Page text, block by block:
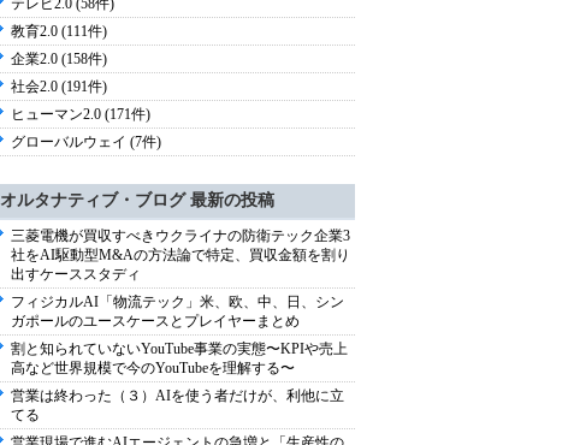
テレビ2.0 (58件)
教育2.0 (111件)
企業2.0 (158件)
社会2.0 (191件)
ヒューマン2.0 (171件)
グローバルウェイ (7件)
オルタナティブ・ブログ 最新の投稿
三菱電機が買収すべきウクライナの防衛テック企業3
社をAI駆動型M&Aの方法論で特定、買収金額を割り
出すケーススタディ
フィジカルAI「物流テック」米、欧、中、日、シン
ガポールのユースケースとプレイヤーまとめ
割と知られていないYouTube事業の実態〜KPIや売上
高など世界規模で今のYouTubeを理解する〜
営業は終わった（３）AIを使う者だけが、利他に立
てる